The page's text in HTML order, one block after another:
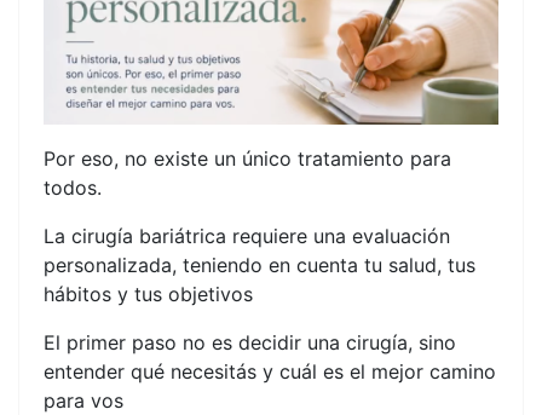
Por eso, no existe un único tratamiento para
todos.
La cirugía bariátrica requiere una evaluación
personalizada, teniendo en cuenta tu salud, tus
hábitos y tus objetivos
El primer paso no es decidir una cirugía, sino
entender qué necesitás y cuál es el mejor camino
para vos